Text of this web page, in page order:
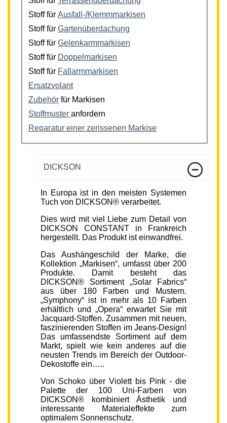
Stoff für Ausfall-/Klemmmarkisen
Stoff für Gartenüberdachung
Stoff für Gelenkarmmarkisen
Stoff für Doppelmarkisen
Stoff für Fallarmmarkisen
Ersatzvolant
Zubehör für Markisen
Stoffmuster anfordern
Reparatur einer zerissenen Markise
DICKSON
In Europa ist in den meisten Systemen
Tuch von DICKSON® verarbeitet.
Dies wird mit viel Liebe zum Detail von
DICKSON CONSTANT in Frankreich
hergestellt. Das Produkt ist einwandfrei.
Das Aushängeschild der Marke, die
Kollektion „Markisen“, umfasst über 200
Produkte. Damit besteht das
DICKSON® Sortiment „Solar Fabrics“
aus über 180 Farben und Mustern.
„Symphony“ ist in mehr als 10 Farben
erhältlich und „Opera“ erwartet Sie mit
Jacquard-Stoffen. Zusammen mit neuen,
faszinierenden Stoffen im Jeans-Design!
Das umfassendste Sortiment auf dem
Markt, spielt wie kein anderes auf die
neusten Trends im Bereich der Outdoor-
Dekostoffe ein…..
Von Schoko über Violett bis Pink - die
Palette der 100 Uni-Farben von
DICKSON® kombiniert Ästhetik und
interessante Materialeffekte zum
optimalem Sonnenschutz.